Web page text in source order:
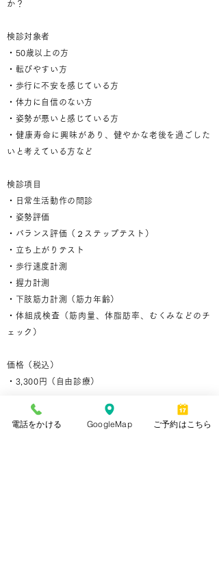
か？
検診対象者
・50歳以上の方
・転びやすい方
・歩行に不安を感じている方
・体力に自信のない方
・姿勢が悪いと感じている方
・健康寿命に興味があり、健やかな老後を過ごした
いと考えている方など
検診項目
・日常生活動作の問診
・姿勢評価
・バランス評価（２ステップテスト）
・立ち上がりテスト
・歩行速度計測
・握力計測
・下肢筋力計測（筋力年齢）
・体組成検査（筋肉量、体脂肪率、むくみなどのチ
ェック）
価格（税込）
・3,300円（自由診療）
電話をかける GoogleMap ご予約はこちら